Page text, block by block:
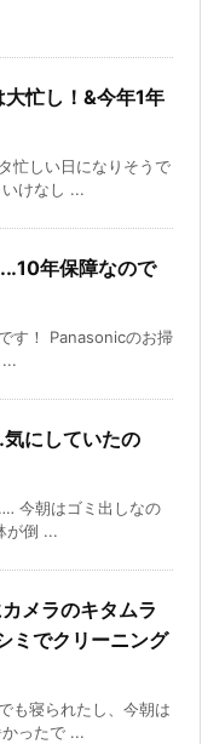
忙し！&今年1年
忙しい日になりそうで
けなし ...
年保障なので
す！ Panasonicのお掃
にしていたの
今朝はゴミ出しなの
が倒 ...
メラのキタムラ
ミでクリーニング
も寝られたし、今朝は
ったで ...